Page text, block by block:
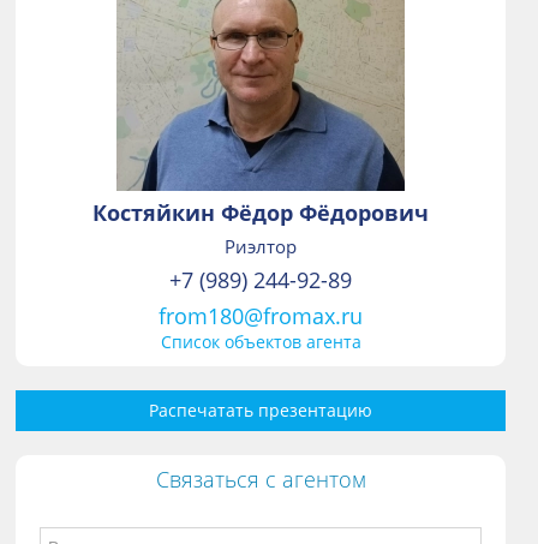
Костяйкин Фёдор Фёдорович
Риэлтор
+7 (989) 244-92-89
from180@fromax.ru
Список объектов агента
Распечатать презентацию
Связаться с агентом